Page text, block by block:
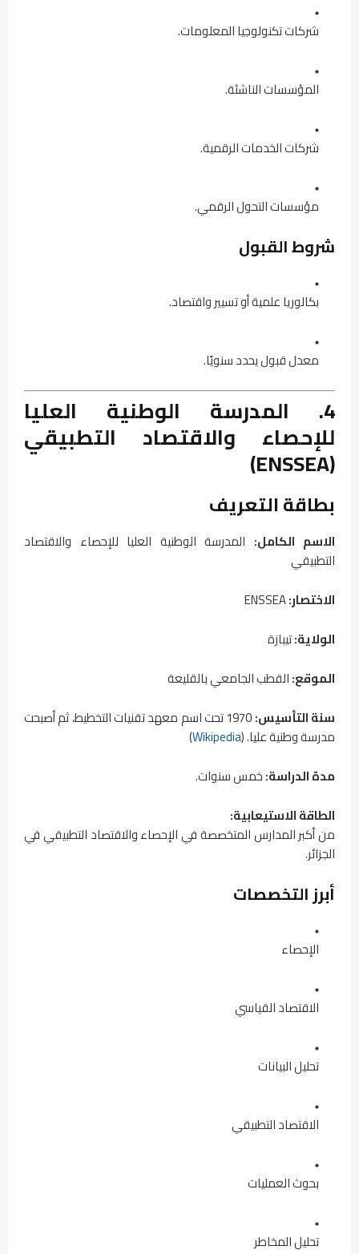
شركات تكنولوجيا المعلومات.
المؤسسات الناشئة.
شركات الخدمات الرقمية.
مؤسسات التحول الرقمي.
شروط القبول
بكالوريا علمية أو تسيير واقتصاد.
معدل قبول يحدد سنويًا.
4. المدرسة الوطنية العليا
للإحصاء والاقتصاد التطبيقي
(ENSSEA)
بطاقة التعريف
الاسم الكامل: المدرسة الوطنية العليا للإحصاء والاقتصاد
التطبيقي
الاختصار:
الولاية:تيبازة
الموقع:القطب الجامعي بالقليعة
سنة التأسيس:
1970 تحت اسم معهد تقنيات التخطيط، ثم أصبحت
مدرسة وطنية عليا. (Wikipedia
)
مدة الدراسة:خمس سنوات.
الطاقة الاستيعابية:
من أكبر المدارس المتخصصة في الإحصاء والاقتصاد التطبيقي في
الجزائر.
أبرز التخصصات
الإحصاء
الاقتصاد القياسي
تحليل البيانات
الاقتصاد التطبيقي
بحوث العمليات
تحليل المخاطر